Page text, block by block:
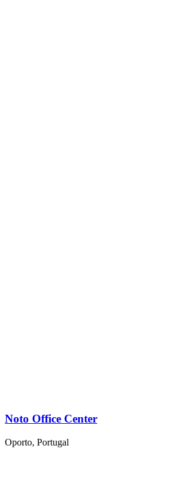
Noto Office Center
Oporto, Portugal